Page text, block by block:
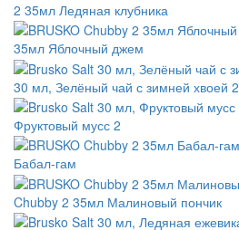
2 35мл Ледяная клубника
35мл Яблочный джем
30 мл, Зелёный чай с зимней хвоей 2
Фруктовый мусс 2
Бабал-гам
Chubby 2 35мл Малиновый пончик